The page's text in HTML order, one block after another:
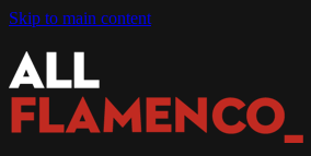
Skip to main content